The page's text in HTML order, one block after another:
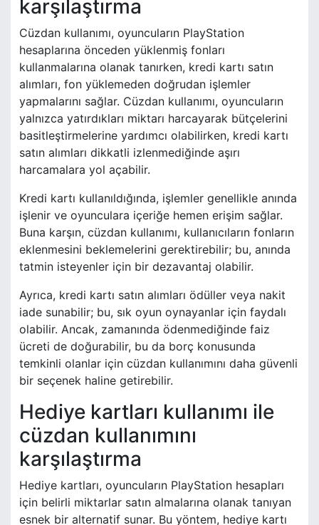
karşılaştırma
Cüzdan kullanımı, oyuncuların PlayStation
hesaplarına önceden yüklenmiş fonları
kullanmalarına olanak tanırken, kredi kartı satın
alımları, fon yüklemeden doğrudan işlemler
yapmalarını sağlar. Cüzdan kullanımı, oyuncuların
yalnızca yatırdıkları miktarı harcayarak bütçelerini
basitleştirmelerine yardımcı olabilirken, kredi kartı
satın alımları dikkatli izlenmediğinde aşırı
harcamalara yol açabilir.
Kredi kartı kullanıldığında, işlemler genellikle anında
işlenir ve oyunculara içeriğe hemen erişim sağlar.
Buna karşın, cüzdan kullanımı, kullanıcıların fonların
eklenmesini beklemelerini gerektirebilir; bu, anında
tatmin isteyenler için bir dezavantaj olabilir.
Ayrıca, kredi kartı satın alımları ödüller veya nakit
iade sunabilir; bu, sık oyun oynayanlar için faydalı
olabilir. Ancak, zamanında ödenmediğinde faiz
ücreti de doğurabilir, bu da borç konusunda
temkinli olanlar için cüzdan kullanımını daha güvenli
bir seçenek haline getirebilir.
Hediye kartları kullanımı ile
cüzdan kullanımını
karşılaştırma
Hediye kartları, oyuncuların PlayStation hesapları
için belirli miktarlar satın almalarına olanak tanıyan
esnek bir alternatif sunar. Bu yöntem, hediye kartı